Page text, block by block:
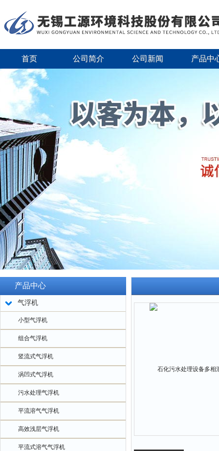
首页 公司简介 公司新闻 产品中
产品中心
气浮机
小型气浮机
组合气浮机
竖流式气浮机
涡凹式气浮机
污水处理气浮机
平流溶气气浮机
高效浅层气浮机
平流式溶气气浮机